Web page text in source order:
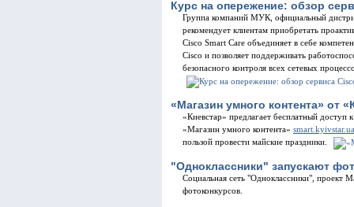
Курс на опережение: обзор
Группа компаний МУК, официальный
рекомендует клиентам приобретать
Cisco Smart Care объединяет в себе
Cisco и позволяет поддерживать
безопасного контроля всех сетевых
«Магазин умного контента» от
«Киевстар» предлагает бесплатный доступ
«Магазин умного контента» smart.kyivstar.ua
пользой провести майские праздники.
"Одноклассники" запускают
Социальная сеть "Одноклассники", проект
фотоконкурсов.